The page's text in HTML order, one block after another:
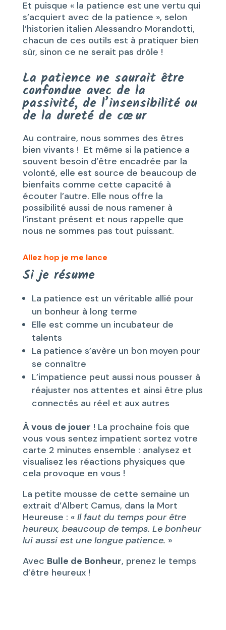
Et puisque « la patience est une vertu qui
s’acquiert avec de la patience », selon
l’historien italien Alessandro Morandotti,
chacun de ces outils est à pratiquer bien
sûr, sinon ce ne serait pas drôle !
La patience ne saurait être
confondue avec de la
passivité, de l’insensibilité ou
de la dureté de cœur
Au contraire, nous sommes des êtres
bien vivants ! Et même si la patience a
souvent besoin d’être encadrée par la
volonté, elle est source de beaucoup de
bienfaits comme cette capacité à
écouter l’autre. Elle nous offre la
possibilité aussi de nous ramener à
l’instant présent et nous rappelle que
nous ne sommes pas tout puissant.
Allez hop je me lance
Si je résume
La patience est un véritable allié pour
un bonheur à long terme
Elle est comme un incubateur de
talents
La patience s’avère un bon moyen pour
se connaître
L’impatience peut aussi nous pousser à
réajuster nos attentes et ainsi être plus
connectés au réel et aux autres
À vous de jouer ! La prochaine fois que
vous vous sentez impatient sortez votre
carte 2 minutes ensemble : analysez et
visualisez les réactions physiques que
cela provoque en vous !
La petite mousse de cette semaine un
extrait d’Albert Camus, dans la Mort
Heureuse : « Il faut du temps pour être
heureux, beaucoup de temps. Le bonheur
lui aussi est une longue patience. »
Avec Bulle de Bonheur, prenez le temps
d’être heureux !